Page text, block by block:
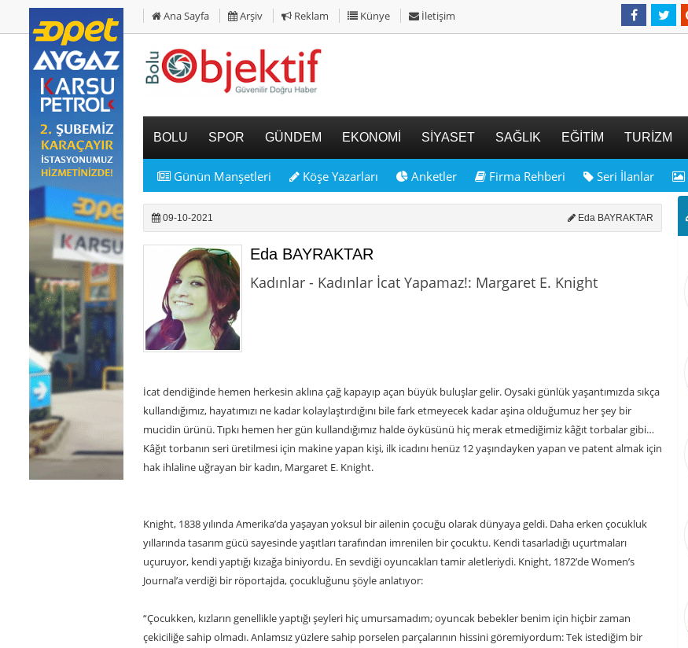
Ana Sayfa Arşiv Reklam Künye İletişim
BOLU SPOR GÜNDEM EKONOMİ SİYASET SAĞLIK EĞİTİM TURİZM
Günün Manşetleri Köşe Yazarları Anketler Firma Rehberi Seri İlanlar
09-10-2021 Eda BAYRAKTAR
Eda BAYRAKTAR
Kadınlar - Kadınlar İcat Yapamaz!: Margaret E. Knight
İcat dendiğinde hemen herkesin aklına çağ kapayıp açan büyük buluşlar gelir. Oysaki günlük yaşantımızda sıkça
kullandığımız, hayatımızı ne kadar kolaylaştırdığını bile fark etmeyecek kadar aşina olduğumuz her şey bir
mucidin ürünü. Tıpkı hemen her gün kullandığımız halde öyküsünü hiç merak etmediğimiz kâğıt torbalar gibi…
Kâğıt torbanın seri üretilmesi için makine yapan kişi, ilk icadını henüz 12 yaşındayken yapan ve patent almak için
hak ihlaline uğrayan bir kadın, Margaret E. Knight.
Knight, 1838 yılında Amerika’da yaşayan yoksul bir ailenin çocuğu olarak dünyaya geldi. Daha erken çocukluk
yıllarında tasarım gücü sayesinde yaşıtları tarafından imrenilen bir çocuktu. Kendi tasarladığı uçurtmaları
uçuruyor, kendi yaptığı kızağa biniyordu. En sevdiği oyuncakları tamir aletleriydi. Knight, 1872’de Women’s
Journal’a verdiği bir röportajda, çocukluğunu şöyle anlatıyor:
“Çocukken, kızların genellikle yaptığı şeyleri hiç umursamadım; oyuncak bebekler benim için hiçbir zaman
çekiciliğe sahip olmadı. Anlamsız yüzlere sahip porselen parçalarının hissini göremiyordum: Tek istediğim bir